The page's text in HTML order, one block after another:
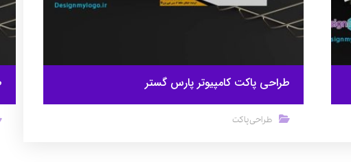
طراحی پاکت کامپیوتر پارس گستر
طراحی پاکت